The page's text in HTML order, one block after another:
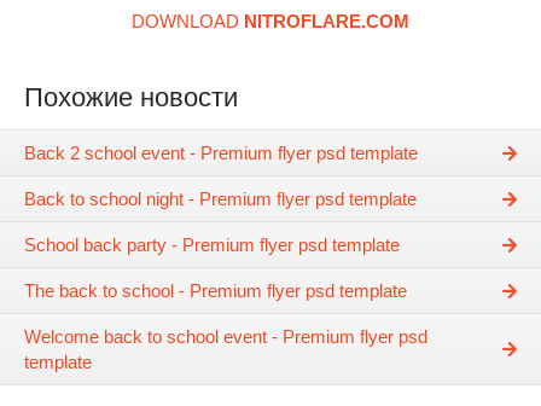
DOWNLOAD NITROFLARE.COM
Похожие новости
Back 2 school event - Premium flyer psd template
Back to school night - Premium flyer psd template
School back party - Premium flyer psd template
The back to school - Premium flyer psd template
Welcome back to school event - Premium flyer psd
template